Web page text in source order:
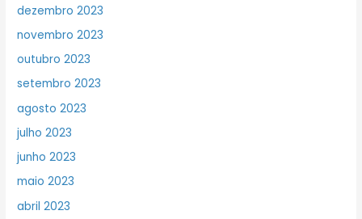
dezembro 2023
novembro 2023
outubro 2023
setembro 2023
agosto 2023
julho 2023
junho 2023
maio 2023
abril 2023